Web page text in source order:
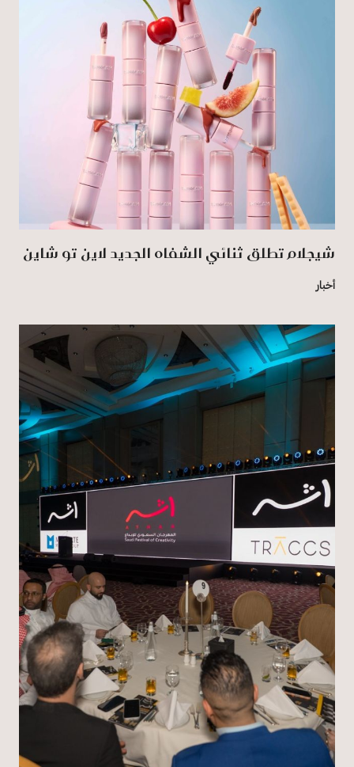
شيجلام تطلق ثنائي الشفاه الجديد لاين تو شاين
أخبار